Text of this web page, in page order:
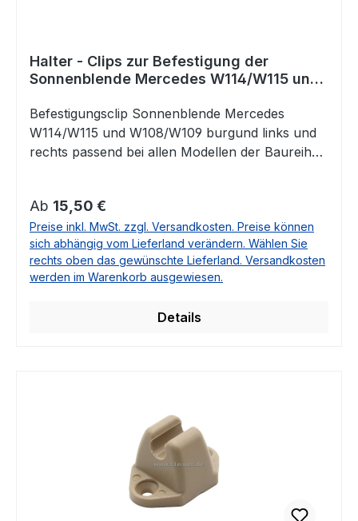
Halter - Clips zur Befestigung der
Sonnenblende Mercedes W114/W115 und
Befestigungsclip Sonnenblende Mercedes
W114/W115 und W108/W109 burgund links und
rechts passend bei allen Modellen der Baureihen
Regulärer Preis:
Ab 15,50 €
Preise inkl. MwSt. zzgl. Versandkosten. Preise können
sich abhängig vom Lieferland verändern. Wählen Sie
rechts oben das gewünschte Lieferland. Versandkosten
werden im Warenkorb ausgewiesen.
Details